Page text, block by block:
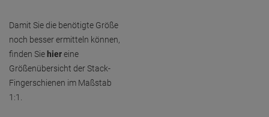
Damit Sie die benötigte Größe
noch besser ermitteln können,
finden Sie hiereine
Größenübersicht der Stack-
Fingerschienen im Maßstab
1:1.